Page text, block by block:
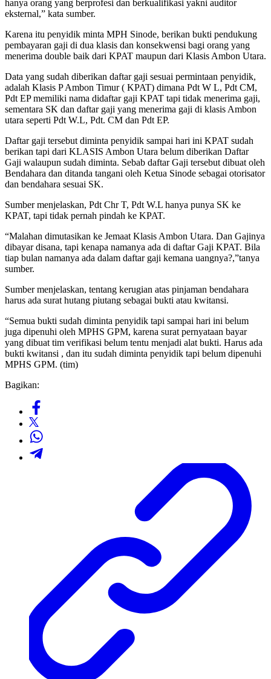
hanya orang yang berprofesi dan berkualifikasi yakni auditor
eksternal,” kata sumber.
Karena itu penyidik minta MPH Sinode, berikan bukti pendukung
pembayaran gaji di dua klasis dan konsekwensi bagi orang yang
menerima double baik dari KPAT maupun dari Klasis Ambon Utara.
Data yang sudah diberikan daftar gaji sesuai permintaan penyidik,
adalah Klasis P Ambon Timur ( KPAT) dimana Pdt W L, Pdt CM,
Pdt EP memiliki nama didaftar gaji KPAT tapi tidak menerima gaji,
sementara SK dan daftar gaji yang menerima gaji di klasis Ambon
utara seperti Pdt W.L, Pdt. CM dan Pdt EP.
Daftar gaji tersebut diminta penyidik sampai hari ini KPAT sudah
berikan tapi dari KLASIS Ambon Utara belum diberikan Daftar
Gaji walaupun sudah diminta. Sebab daftar Gaji tersebut dibuat oleh
Bendahara dan ditanda tangani oleh Ketua Sinode sebagai otorisator
dan bendahara sesuai SK.
Sumber menjelaskan, Pdt Chr T, Pdt W.L hanya punya SK ke
KPAT, tapi tidak pernah pindah ke KPAT.
“Malahan dimutasikan ke Jemaat Klasis Ambon Utara. Dan Gajinya
dibayar disana, tapi kenapa namanya ada di daftar Gaji KPAT. Bila
tiap bulan namanya ada dalam daftar gaji kemana uangnya?,”tanya
sumber.
Sumber menjelaskan, tentang kerugian atas pinjaman bendahara
harus ada surat hutang piutang sebagai bukti atau kwitansi.
“Semua bukti sudah diminta penyidik tapi sampai hari ini belum
juga dipenuhi oleh MPHS GPM, karena surat pernyataan bayar
yang dibuat tim verifikasi belum tentu menjadi alat bukti. Harus ada
bukti kwitansi , dan itu sudah diminta penyidik tapi belum dipenuhi
MPHS GPM. (tim)
Bagikan: